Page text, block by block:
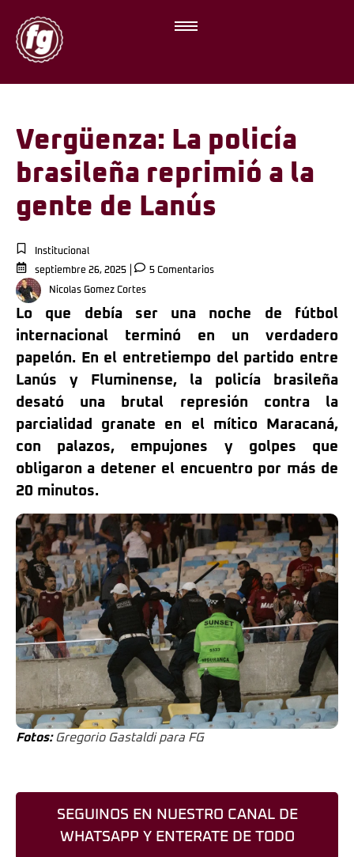
Vergüenza: La policía
brasileña reprimió a la
gente de Lanús
Institucional
septiembre 26, 2025
5 Comentarios
Nicolas Gomez Cortes
Lo que debía ser una noche de fútbol
internacional terminó en un verdadero
papelón. En el entretiempo del partido entre
Lanús y Fluminense, la policía brasileña
desató una brutal represión contra la
parcialidad granate en el mítico Maracaná,
con palazos, empujones y golpes que
obligaron a detener el encuentro por más de
20 minutos.
Fotos:Gregorio Gastaldi para FG
SEGUINOS EN NUESTRO CANAL DE
WHATSAPP Y ENTERATE DE TODO